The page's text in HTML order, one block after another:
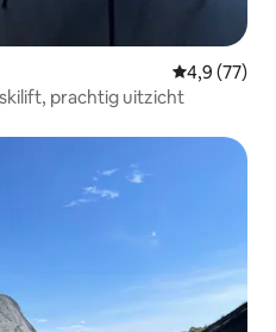
4,9 (77)
Nieuwe hut❤️boven van de skilift, prachtig uitzicht